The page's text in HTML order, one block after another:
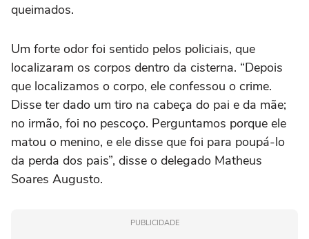
queimados.
Um forte odor foi sentido pelos policiais, que
localizaram os corpos dentro da cisterna. “Depois
que localizamos o corpo, ele confessou o crime.
Disse ter dado um tiro na cabeça do pai e da mãe;
no irmão, foi no pescoço. Perguntamos porque ele
matou o menino, e ele disse que foi para poupá-lo
da perda dos pais”, disse o delegado Matheus
Soares Augusto.
PUBLICIDADE